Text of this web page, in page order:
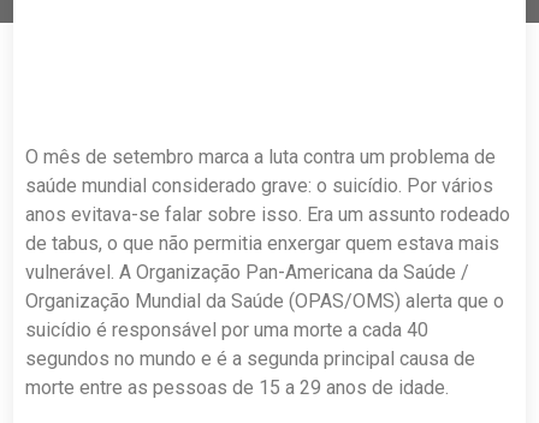
O mês de setembro marca a luta contra um problema de
saúde mundial considerado grave: o suicídio. Por vários
anos evitava-se falar sobre isso. Era um assunto rodeado
de tabus, o que não permitia enxergar quem estava mais
vulnerável. A Organização Pan-Americana da Saúde /
Organização Mundial da Saúde (OPAS/OMS) alerta que o
suicídio é responsável por uma morte a cada 40
segundos no mundo e é a segunda principal causa de
morte entre as pessoas de 15 a 29 anos de idade.